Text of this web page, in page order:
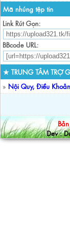
Mã nhúng tệp tin
Link Rút Gọn:
BBcode URL:
★ TRUNG TÂM TRỢ
» Nội Quy, Điều
Dev :